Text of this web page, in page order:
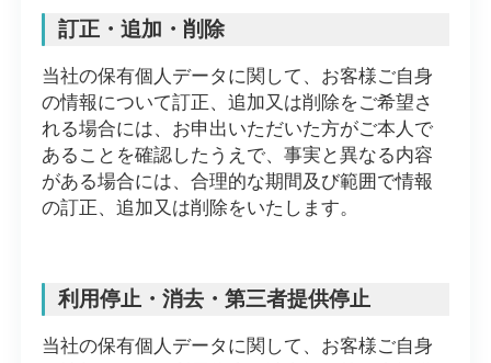
訂正・追加・削除
当社の保有個人データに関して、お客様ご自身
の情報について訂正、追加又は削除をご希望さ
れる場合には、お申出いただいた方がご本人で
あることを確認したうえで、事実と異なる内容
がある場合には、合理的な期間及び範囲で情報
の訂正、追加又は削除をいたします。
利用停止・消去・第三者提供停止
当社の保有個人データに関して、お客様ご自身